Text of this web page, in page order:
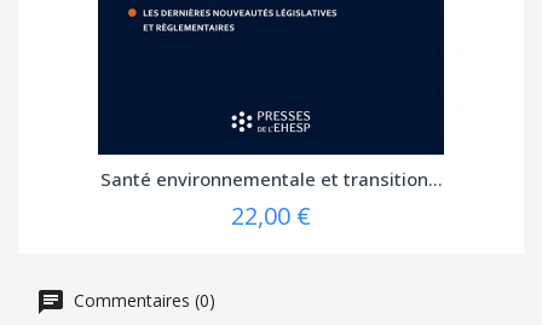
Santé environnementale et transition...
22,00 €
Commentaires (0)